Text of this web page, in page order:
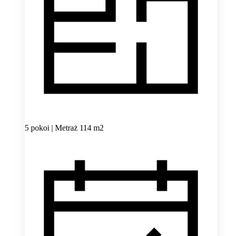
5 pokoi | Metraż 114 m2